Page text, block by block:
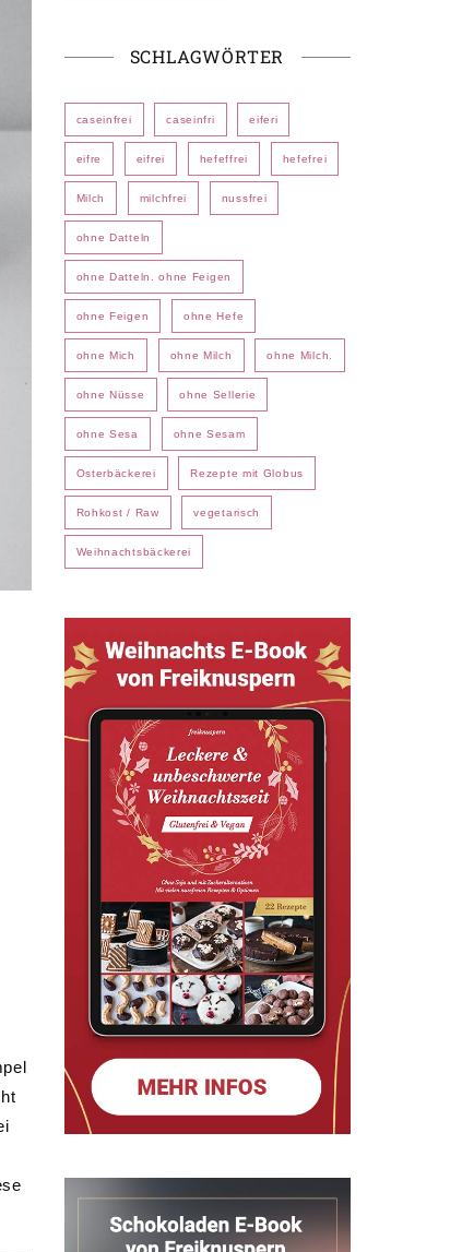
SCHLAGWÖRTER
caseinfrei caseinfri eiferi
eifre eifrei hefeffrei hefefrei
Milch milchfrei nussfrei
ohne Datteln
ohne Datteln. ohne Feigen
ohne Feigen ohne Hefe
ohne Mich ohne Milch ohne Milch.
ohne Nüsse ohne Sellerie
ohne Sesa ohne Sesam
Osterbäckerei Rezepte mit Globus
Rohkost / Raw vegetarisch
Weihnachtsbäckerei